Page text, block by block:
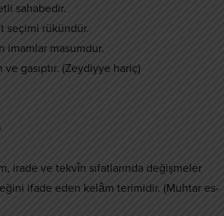
sahabedir.
seçimi rükündür.
imamlar masumdur.
gasıptır. (Zeydiyye hariç)
irade ve tekvîn sıfatlarında değişmeler
ifade eden kelâm terimidir. (Muhtar es-